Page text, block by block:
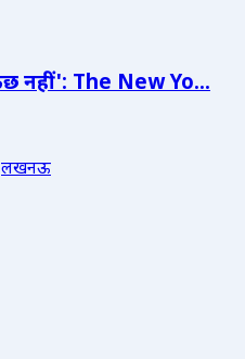
नहीं': The New Yo...
लखनऊ